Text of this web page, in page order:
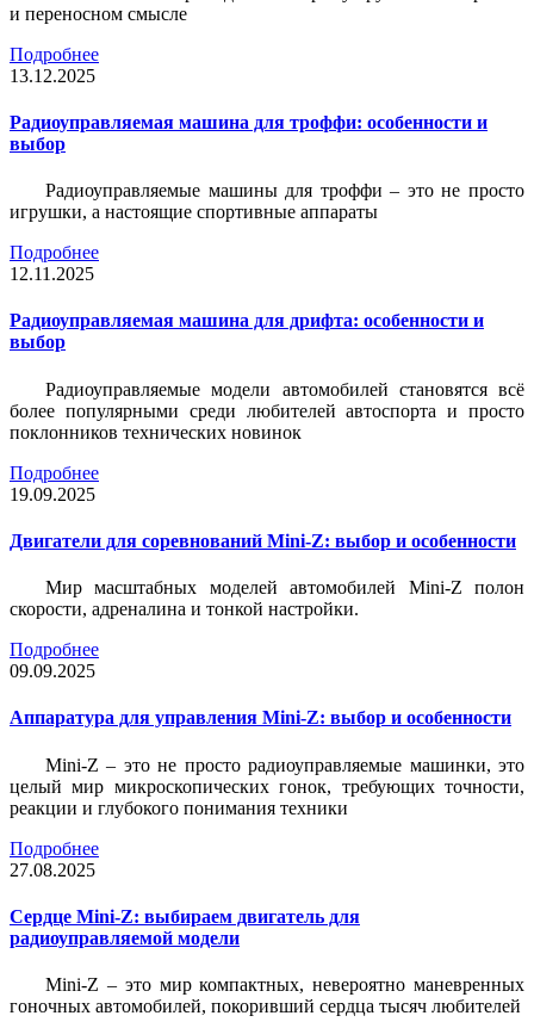
и переносном смысле
Подробнее
13.12.2025
Радиоуправляемая машина для троффи: особенности и
выбор
Радиоуправляемые машины для троффи – это не просто
игрушки, а настоящие спортивные аппараты
Подробнее
12.11.2025
Радиоуправляемая машина для дрифта: особенности и
выбор
Радиоуправляемые модели автомобилей становятся всё
более популярными среди любителей автоспорта и просто
поклонников технических новинок
Подробнее
19.09.2025
Двигатели для соревнований Mini-Z: выбор и особенности
Мир масштабных моделей автомобилей Mini-Z полон
скорости, адреналина и тонкой настройки.
Подробнее
09.09.2025
Аппаратура для управления Mini-Z: выбор и особенности
Mini-Z – это не просто радиоуправляемые машинки, это
целый мир микроскопических гонок, требующих точности,
реакции и глубокого понимания техники
Подробнее
27.08.2025
Сердце Mini-Z: выбираем двигатель для
радиоуправляемой модели
Mini-Z – это мир компактных, невероятно маневренных
гоночных автомобилей, покоривший сердца тысяч любителей